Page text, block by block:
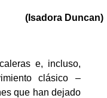
(Isadora Duncan)
e, incluso,
clásico –
que han dejado